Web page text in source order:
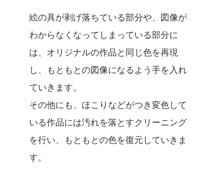
絵の具が剥げ落ちている部分や、図像が
わからなくなってしまっている部分に
は、オリジナルの作品と同じ色を再現
し、もともとの図像になるよう手を入れ
ていきます。
その他にも、ほこりなどがつき変色して
いる作品には汚れを落とすクリーニング
を行い、もともとの色を復元していきま
す。